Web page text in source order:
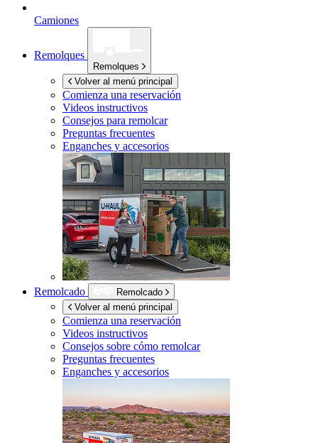
Camiones
Remolques
Remolques
Volver al menú principal
Comienza una reservación
Videos instructivos
Consejos para remolcar
Preguntas frecuentes
Enganches y accesorios
Remolcado
Remolcado
Volver al menú principal
Comienza una reservación
Videos instructivos
Consejos sobre cómo remolcar
Preguntas frecuentes
Enganches y accesorios